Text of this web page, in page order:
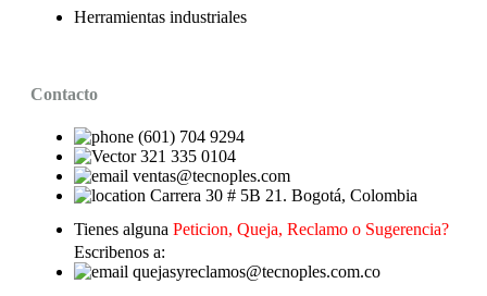
Herramientas industriales
Contacto
(601) 704 9294
321 335 0104
ventas@tecnoples.com
Carrera 30 # 5B 21. Bogotá, Colombia
Tienes alguna Peticion, Queja, Reclamo o Sugerencia?
Escribenos a:
quejasyreclamos@tecnoples.com.co